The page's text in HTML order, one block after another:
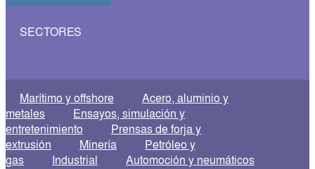
SECTORES
Marítimo y offshore
Acero, aluminio y
metales
Ensayos, simulación y
entretenimiento
Prensas de forja y
extrusión
Minería
Petróleo y
gas
Industrial Automoción y neumáticos